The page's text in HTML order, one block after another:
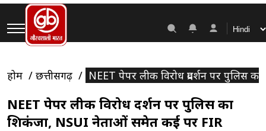
होम छत्तीसगढ़ NEET पेपर लीक विरोध प्रदर्शन पर
NEET पेपर लीक विरोध प्रदर्शन पर पुलिस का
शिकंजा, NSUI नेताओं समेत कई पर FIR